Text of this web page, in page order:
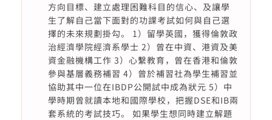
方向目標、建立處理困難科目的信心、及讓學
生了解自己當下面對的功課考試如何與自己選
擇的未來規劃掛勾。 1）留學英國，獲得倫敦政
治經濟學院經濟系學士 2）曾在中資、港資及美
資金融機構工作 3）心繫教育，曾在香港和倫敦
參與基層義務補習 4）曾於補習社為學生補習並
協助其中一位在IBDP公開試中成為狀元 5）中
學時期曾就讀本地和國際學校，把握DSE和IB兩
套系統的考試技巧。 如果學生想同時建立解題